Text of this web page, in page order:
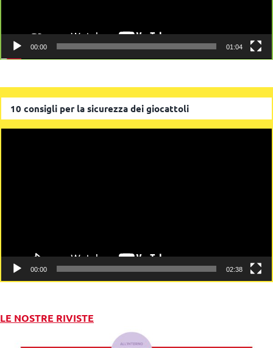
00:00 01:04
10 consigli per la sicurezza dei giocattoli
00:00 02:38
LE NOSTRE RIVISTE